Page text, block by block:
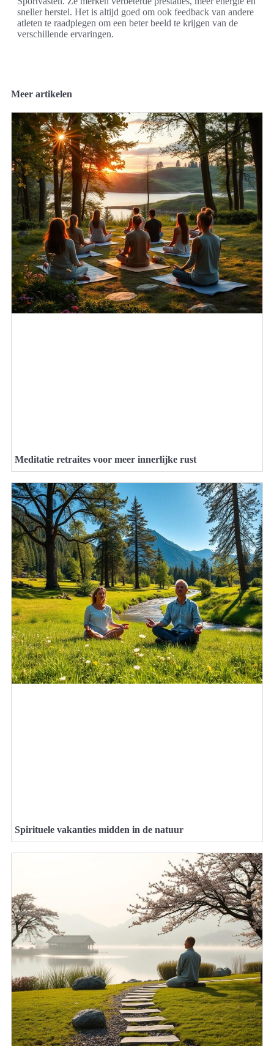
sneller herstel. Het is altijd goed om ook feedback van andere
atleten te raadplegen om een beter beeld te krijgen van de
verschillende ervaringen.
Meer artikelen
Meditatie retraites voor meer innerlijke rust
Spirituele vakanties midden in de natuur